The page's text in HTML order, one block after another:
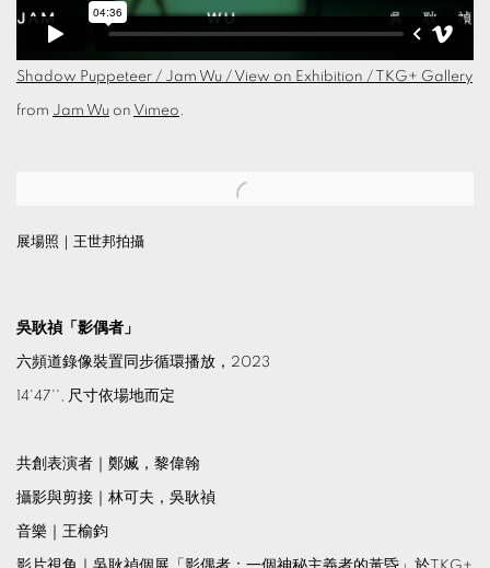
Shadow Puppeteer / Jam Wu / View on Exhibition / TKG+ Gallery
from Jam Wu on Vimeo.
Open a larger version of the following image in a popup:
展場照｜王世邦拍攝
吳耿禎「影偶者」
六頻道錄像裝置同步循環播放，2023
14'47'', 尺寸依場地而定
共創表演者｜鄭媙，黎偉翰
攝影與剪接｜林可夫，吳耿禎
音樂｜王榆鈞